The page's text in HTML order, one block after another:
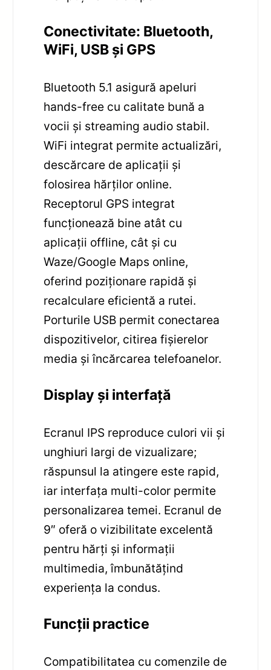
Conectivitate: Bluetooth,
WiFi, USB și GPS
Bluetooth 5.1 asigură apeluri
hands-free cu calitate bună a
vocii și streaming audio stabil.
WiFi integrat permite actualizări,
descărcare de aplicații și
folosirea hărților online.
Receptorul GPS integrat
funcționează bine atât cu
aplicații offline, cât și cu
Waze/Google Maps online,
oferind poziționare rapidă și
recalculare eficientă a rutei.
Porturile USB permit conectarea
dispozitivelor, citirea fișierelor
media și încărcarea telefoanelor.
Display și interfață
Ecranul IPS reproduce culori vii și
unghiuri largi de vizualizare;
răspunsul la atingere este rapid,
iar interfața multi-color permite
personalizarea temei. Ecranul de
9″ oferă o vizibilitate excelentă
pentru hărți și informații
multimedia, îmbunătățind
experiența la condus.
Funcții practice
Compatibilitatea cu comenzile de